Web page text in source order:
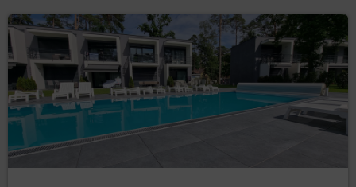
SPOSÓB ZAWARCIA UMOWY
Przedmiotem Umowy jest najem miejsca noclegowego
oferowanego przez Usługodawcę za pośrednictwem
Serwisu. Do zawarcia umowy dochodzi za
pośrednictwem Elektronicznego Formularza Rezerwacji
w kolejnych nastepujących po sobie krokach - dokładne
oznaczenie przez Gościa terminu rozpoczęcia i
zakończenia pobytu, dokonanie wyboru miejsca
noclegowego, zadeklarowanie liczby osób,
danych, wyświetlone zostanie podsumowanie